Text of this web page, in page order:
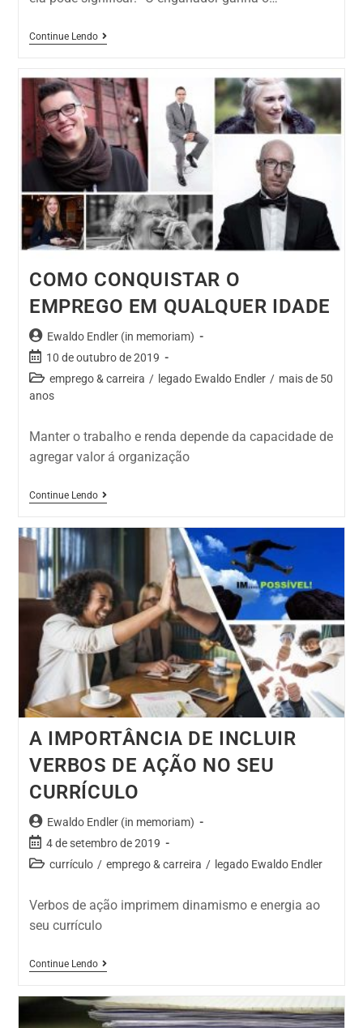
Continue Lendo
COMO CONQUISTAR O
EMPREGO EM QUALQUER IDADE
Ewaldo Endler (in memoriam)
10 de outubro de 2019
emprego & carreira / legado Ewaldo Endler / mais de 50
anos
Manter o trabalho e renda depende da capacidade de
agregar valor á organização
Continue Lendo
A IMPORTÂNCIA DE INCLUIR
VERBOS DE AÇÃO NO SEU
CURRÍCULO
Ewaldo Endler (in memoriam)
4 de setembro de 2019
currículo / emprego & carreira / legado Ewaldo Endler
Verbos de ação imprimem dinamismo e energia ao
seu currículo
Continue Lendo